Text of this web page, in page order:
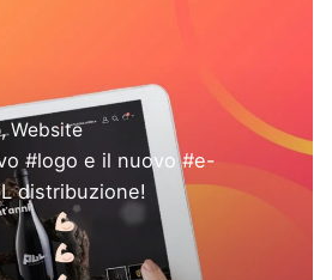
Website
#logo e il nuovo #e-
distribuzione!